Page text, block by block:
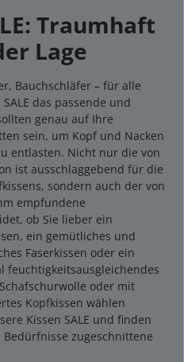
Traumhaft
Lage
Bauchschläfer – für alle
das passende und
genau auf Ihre
sein, um Kopf und Nacken
entlasten. Nicht nur die von
ist ausschlaggebend für die
sondern auch der von
empfundene
ob Sie lieber ein
ein gemütliches und
Faserkissen oder ein
feuchtigkeitsausgleichendes
oder mit
Kopfkissen wählen
Kissen SALE und finden
zugeschnittene